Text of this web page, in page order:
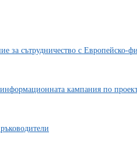
за сътрудничество с Европейско-
кампания по